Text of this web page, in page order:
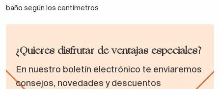
baño según los centímetros
¿Quieres disfrutar de ventajas especiales?
En nuestro boletín electrónico te enviaremos
consejos, novedades y descuentos